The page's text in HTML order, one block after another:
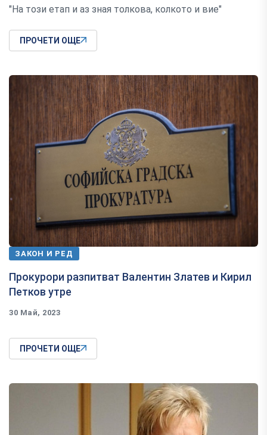
"На този етап и аз зная толкова, колкото и вие"
ПРОЧЕТИ ОЩЕ
ЗАКОН И РЕД
Прокурори разпитват Валентин Златев и Кирил
Петков утре
30 Май, 2023
ПРОЧЕТИ ОЩЕ